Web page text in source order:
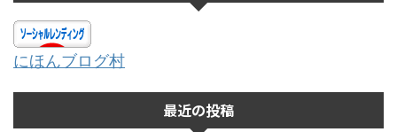
にほんブログ村
最近の投稿